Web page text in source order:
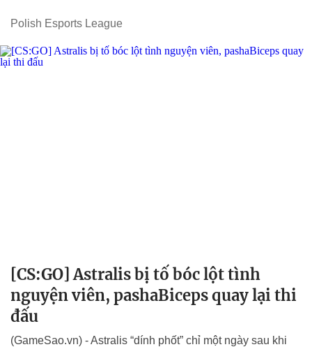
Polish Esports League
[CS:GO] Astralis bị tố bóc lột tình
nguyện viên, pashaBiceps quay lại thi
đấu
(GameSao.vn) - Astralis “dính phốt” chỉ một ngày sau khi